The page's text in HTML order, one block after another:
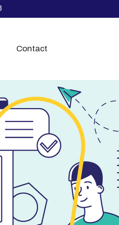
Contact